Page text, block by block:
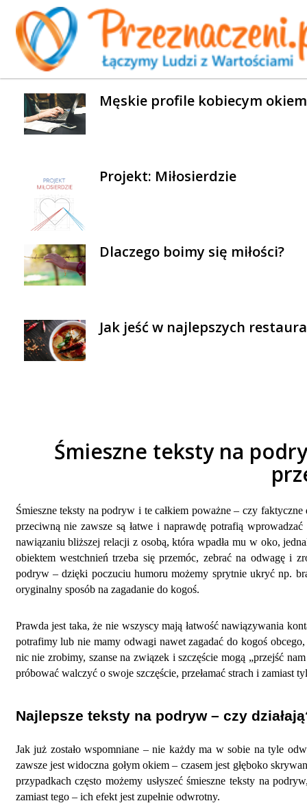
WYBRANE AKTUALNOŚCI
Męskie profile kobiecym okiem
Projekt: Miłosierdzie
Dlaczego boimy się miłości?
Jak jeść w najlepszych
Śmieszne teksty na
Śmieszne teksty na podryw i te całkiem poważne – czy
przeciwną nie zawsze są łatwe i naprawdę potrafią
nawiązaniu bliższej relacji z osobą, która wpadła mu w oko,
obiektem westchnień trzeba się przemóc, zebrać na odwagę i
podryw – dzięki poczuciu humoru możemy sprytnie ukryć np.
oryginalny sposób na zagadanie do kogoś.
Prawda jest taka, że nie wszyscy mają łatwość nawiązywania
potrafimy lub nie mamy odwagi nawet zagadać do kogoś
nic nie zrobimy, szanse na związek i szczęście mogą „przejść
próbować walczyć o swoje szczęście, przełamać strach i
Najlepsze teksty na podryw – czy
Jak już zostało wspomniane – nie każdy ma w sobie na tyle
zawsze jest widoczna gołym okiem – czasem jest głęboko
przypadkach często możemy usłyszeć śmieszne teksty na
zamiast tego – ich efekt jest zupełnie odwrotny.